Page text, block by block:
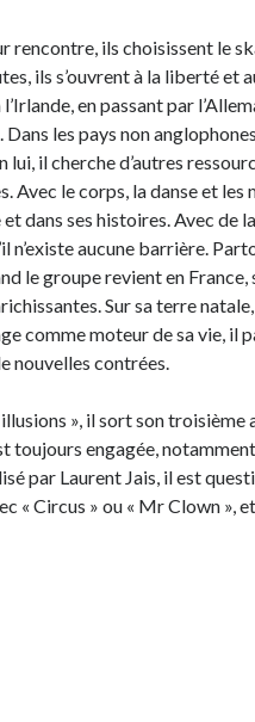
rencontre, ils choisissent le
ils s’ouvrent à la liberté et
en passant par
les pays non
il cherche d’autres
Avec le corps, la danse et les
dans ses histoires. Avec de
n’existe aucune barrière.
le groupe revient en France,
Sur sa terre
comme moteur de sa vie, il
nouvelles contrées.
», il sort son troisième
toujours engagée,
par Laurent Jais, il est
« Circus » ou « Mr Clown »,